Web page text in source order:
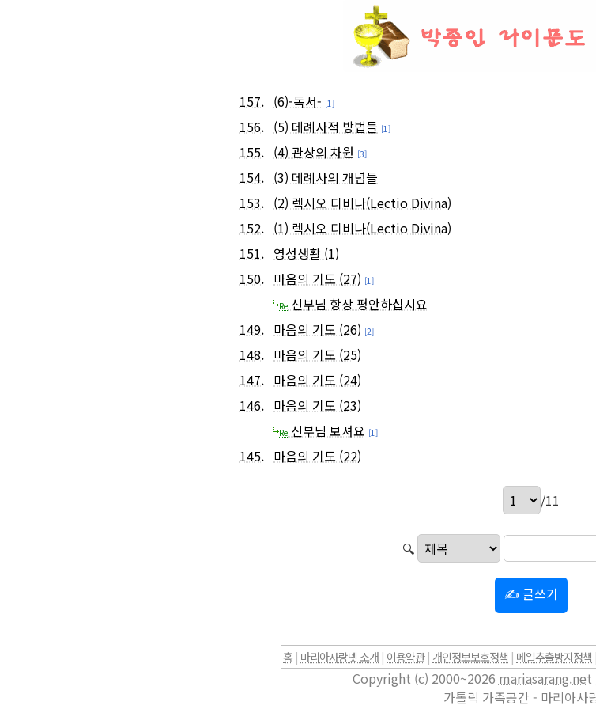
157. (6)-독서- [1]
156. (5) 데례사적 방법들 [1]
155. (4) 관상의 차원 [3]
154. (3) 데례사의 개념들
153. (2) 렉시오 디비나(Lectio Divina)
152. (1) 렉시오 디비나(Lectio Divina)
151. 영성생활 (1)
150. 마음의 기도 (27) [1]
Re 신부님 항상 평안하십시요
149. 마음의 기도 (26) [2]
148. 마음의 기도 (25)
147. 마음의 기도 (24)
146. 마음의 기도 (23)
Re 신부님 보셔요 [1]
145. 마음의 기도 (22)
/11
🔍
✍ 글쓰기
홈 | 마리아사랑넷 소개 | 이용약관 | 개인정보보호정책 | 메일추출방지정책
Copyright (c) 2000~2026 mariasarang.net
가톨릭 가족공간 - 마리아사